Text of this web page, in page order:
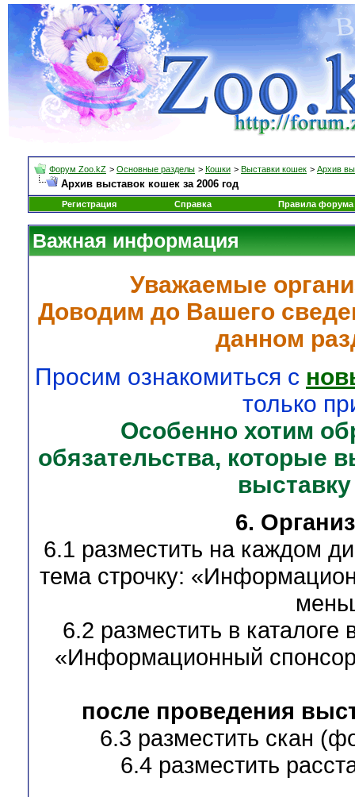
Форум Zoo.kZ > Основные разделы > Кошки > Выставки кошек > Архив
Архив выставок кошек за 2006 год
Регистрация Справка Правила форума
Важная информация
Уважаемые
Доводим до Вашего
данном
Просим ознакомиться с
только
Особенно хотим
обязательства, которые
6.
6.1 разместить на каждом
тема строчку:
6.2 разместить в каталоге
«Информационный
после проведения
6.3 разместить скан
6.4 разместить